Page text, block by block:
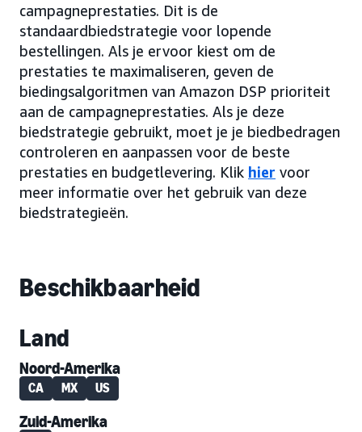
campagneprestaties. Dit is de
standaardbiedstrategie voor lopende
bestellingen. Als je ervoor kiest om de
prestaties te maximaliseren, geven de
biedingsalgoritmen van Amazon DSP prioriteit
aan de campagneprestaties. Als je deze
biedstrategie gebruikt, moet je je biedbedragen
controleren en aanpassen voor de beste
prestaties en budgetlevering. Klik hier voor
meer informatie over het gebruik van deze
biedstrategieën.
Beschikbaarheid
Land
Noord-Amerika
CA MX US
Zuid-Amerika